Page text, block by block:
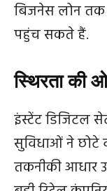
बिजनेस लोन तक
पहुंच सकते हैं.
स्थिरता की
इंस्टेंट डिजिटल
सुविधाओं ने छोटे
तकनीकी आधार